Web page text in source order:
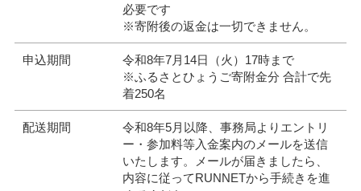
必要です
※寄附後の返金は一切できません。
申込期間
令和8年7月14日（火）17時まで
※ふるさとひょうご寄附金分 合計で先
着250名
配送期間
令和8年5月以降、事務局よりエントリ
ー・参加料等入金案内のメールを送信
いたします。メールが届きましたら、
内容に従ってRUNNETから手続きを進